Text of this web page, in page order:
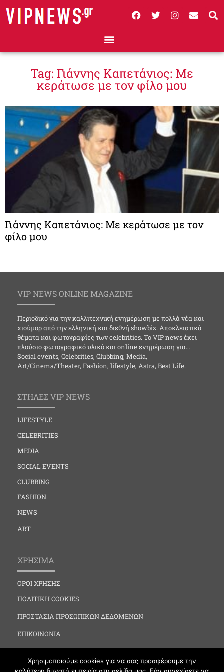
Tag: Γιάννης Καπετάνιος: Με
κεράτωσε με τον φίλο μου
Γιάννης Καπετάνιος: Με κεράτωσε με τον
φίλο μου
VIP NEWS ONLINE MAGAZINE
Περιοδικό για την καλλιτεχνική ενημέρωση με πολλά νέα και
χιούμορ από την ελληνική και διεθνή showbiz. Αποκλειστικά
θέματα και φωτογραφίες των celebrities. Το VIP news έχει
πλούσιο φωτογραφικό υλικό και online ενημέρωση για…
Social events, Celebrities, Clubbing, Media,
Art/Cinema/Theater, Fashion, lifestyle, Astra, Best Life.
ΣΤΗΛΕΣ VIP NEWS
LIFESTYLE
CELEBRITIES
MEDIA
SOCIAL EVENTS
CLUBBING
FASHION
NEWS
ART
ΧΡΗΣΙΜΑ
ΟΡΟΙ ΧΡΗΣΗΣ
ΠΟΛΙΤΙΚΗ COOKIES
ΠΡΟΣΤΑΣΙΑ ΠΡΟΣΩΠΙΚΩΝ ΔΕΔΟΜΕΝΩΝ
ΕΠΙΚΟΙΝΩΝΙΑ
Χρησιμοποιούμε cookies για να σας προσφέρουμε την